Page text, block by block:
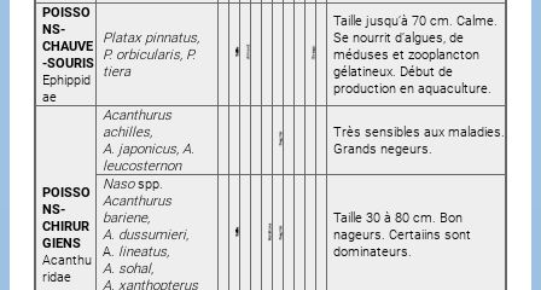
POISSO
NS-
CHAUVE
-SOURIS
Ephippid
ae
Platax pinnatus,
P. orbicularis, P.
tiera
Taille jusqu’à 70 cm. Calme.
Se nourrit d’algues, de
méduses et zooplancton
gélatineux. Début de
production en aquaculture.
POISSO
NS-
CHIRUR
GIENS
Acanthu
ridae
Acanthurus
achilles,
A. japonicus, A.
leucosternon
Très sensibles aux maladies.
Grands negeurs.
Nasospp.
Acanthurus
bariene,
A. dussumieri,
A. lineatus,
A. sohal,
A. xanthopterus
Taille 30 à 80 cm. Bon
nageurs. Certaiins sont
dominateurs.